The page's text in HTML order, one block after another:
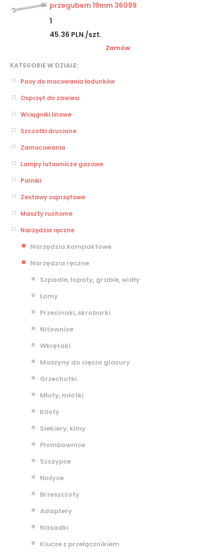
KATEGORIE W DZIALE:
Pasy do mocowania ładunków
Osprzęt do zawiesi
Wciągniki linowe
Szczotki druciane
Zamocowania
Lampy lutownicze gazowe
Palniki
Zestawy osprzętowe
Maszty ruchome
Narzędzia ręczne
Narzędzia kompaktowe
Narzędzia ręczne
Szpadle, łopaty, grabie, widły
Łomy
Przecinaki, skrobarki
Nitownice
Wkrętaki
Maszyny do cięcia glazury
Grzechotki
Młoty, młotki
Kilofy
Siekiery, kliny
Plombownice
Szczypce
Nożyce
Brzeszczoty
Adaptery
Nasadki
Klucze z przełącznikiem
przegubem 19mm 36099
1
45.36 PLN /szt.
Zamów